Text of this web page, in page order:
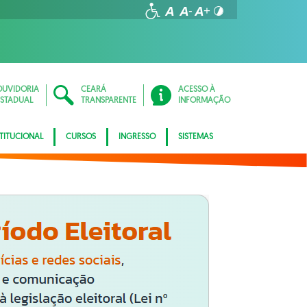
CEARÁ
TRANSPARENTE
ACESSO À
INFORMAÇÃO
CURSOS INGRESSO SISTEMAS